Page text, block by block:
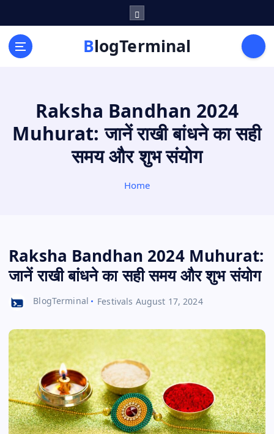
BlogTerminal
Raksha Bandhan 2024
Muhurat: जानें राखी बांधने का सही
समय और शुभ संयोग
Home
Raksha Bandhan 2024 Muhurat:
जानें राखी बांधने का सही समय और शुभ संयोग
BlogTerminal Festivals August 17, 2024